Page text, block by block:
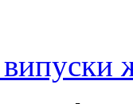
випуски